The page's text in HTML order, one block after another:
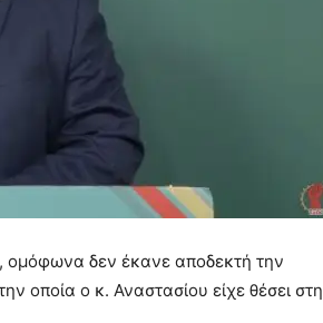
ομόφωνα δεν έκανε αποδεκτή την
οποία ο κ. Αναστασίου είχε θέσει στη